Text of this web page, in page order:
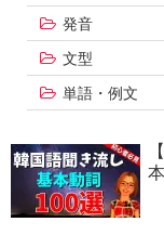
発音
文型
単語・例文